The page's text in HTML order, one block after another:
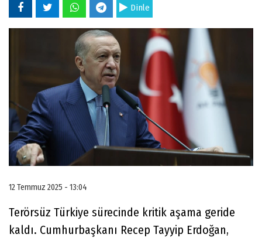
Dinle
12 Temmuz 2025 - 13:04
Terörsüz Türkiye sürecinde kritik aşama geride
kaldı. Cumhurbaşkanı Recep Tayyip Erdoğan,